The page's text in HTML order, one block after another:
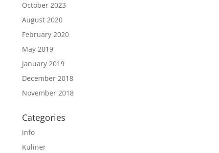
October 2023
August 2020
February 2020
May 2019
January 2019
December 2018
November 2018
Categories
info
Kuliner